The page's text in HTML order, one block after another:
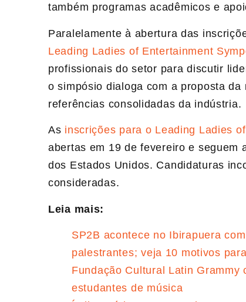
também programas acadêmicos e
Paralelamente à abertura das
Leading Ladies of Entertainment
profissionais do setor para discutir
o simpósio dialoga com a proposta
referências consolidadas da indústria.
As inscrições para o Leading Ladies
abertas em 19 de fevereiro e seguem
dos Estados Unidos. Candidaturas
consideradas.
Leia mais:
SP2B acontece no Ibirapuera
palestrantes; veja 10 motivos
Fundação Cultural Latin Grammy
estudantes de música